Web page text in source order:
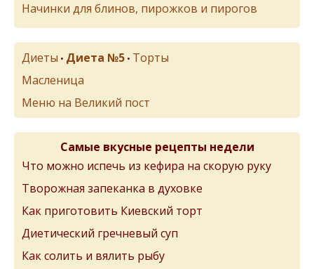
Начинки для блинов, пирожков и пирогов
Диеты • Диета №5 • Торты
Масленица
Меню на Великий пост
Самые вкусные рецепты недели
Что можно испечь из кефира на скорую руку
Творожная запеканка в духовке
Как приготовить Киевский торт
Диетический гречневый суп
Как солить и вялить рыбу